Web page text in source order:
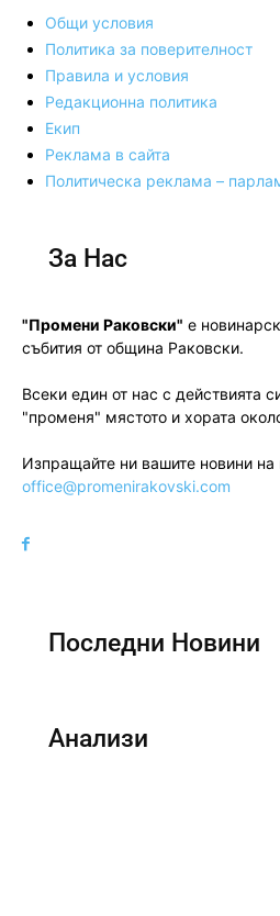
Общи условия
Политика за поверителност
Правила и условия
Редакционна политика
Екип
Реклама в сайта
Политическа реклама –
За Нас
"Промени Раковски" е
събития от община Раковски.
Всеки един от нас с действията
"променя" мястото и хората
Изпращайте ни вашите новини на
office@promenirakovski.com
Последни Новини
Анализи